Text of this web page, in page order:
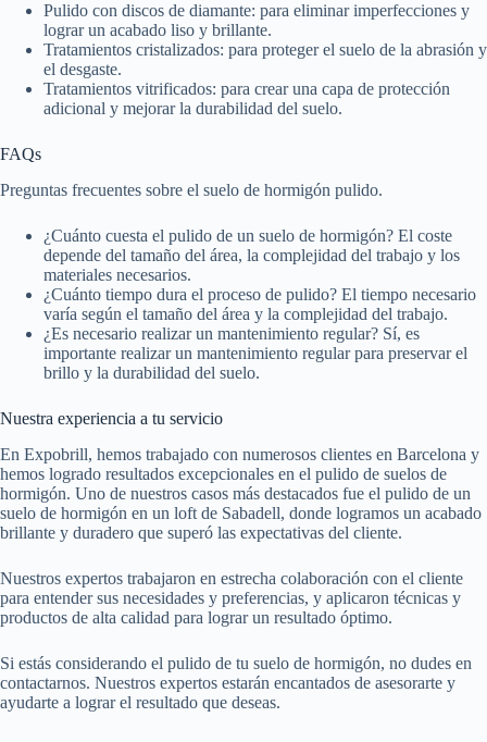
Pulido con discos de diamante: para eliminar imperfecciones y
lograr un acabado liso y brillante.
Tratamientos cristalizados: para proteger el suelo de la abrasión y
el desgaste.
Tratamientos vitrificados: para crear una capa de protección
adicional y mejorar la durabilidad del suelo.
FAQs
Preguntas frecuentes sobre el suelo de hormigón pulido.
¿Cuánto cuesta el pulido de un suelo de hormigón? El coste
depende del tamaño del área, la complejidad del trabajo y los
materiales necesarios.
¿Cuánto tiempo dura el proceso de pulido? El tiempo necesario
varía según el tamaño del área y la complejidad del trabajo.
¿Es necesario realizar un mantenimiento regular? Sí, es
importante realizar un mantenimiento regular para preservar el
brillo y la durabilidad del suelo.
Nuestra experiencia a tu servicio
En Expobrill, hemos trabajado con numerosos clientes en Barcelona y
hemos logrado resultados excepcionales en el pulido de suelos de
hormigón. Uno de nuestros casos más destacados fue el pulido de un
suelo de hormigón en un loft de Sabadell, donde logramos un acabado
brillante y duradero que superó las expectativas del cliente.
Nuestros expertos trabajaron en estrecha colaboración con el cliente
para entender sus necesidades y preferencias, y aplicaron técnicas y
productos de alta calidad para lograr un resultado óptimo.
Si estás considerando el pulido de tu suelo de hormigón, no dudes en
contactarnos. Nuestros expertos estarán encantados de asesorarte y
ayudarte a lograr el resultado que deseas.